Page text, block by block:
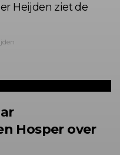
Heijden ziet de
Hosper over